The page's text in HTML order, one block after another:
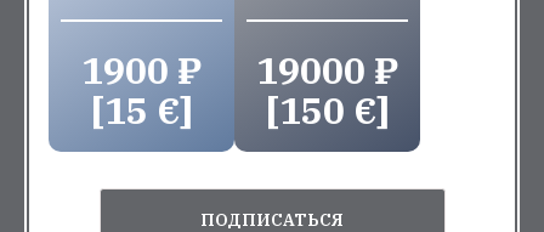
1900 ₽
[15 €]
19000 ₽
[150 €]
ПОДПИСАТЬСЯ